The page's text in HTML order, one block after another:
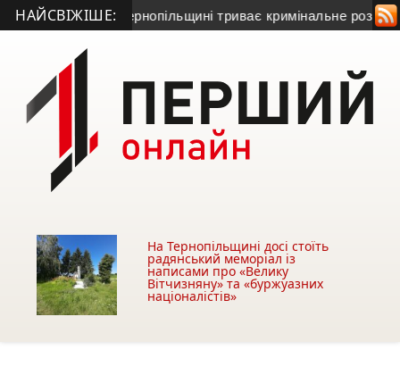
НАЙСВІЖІШЕ:
на Тернопільщині триває кримінальне
На Тернопільщині досі стоїть
радянський меморіал із
написами про «Велику
Вітчизняну» та «буржуазних
націоналістів»